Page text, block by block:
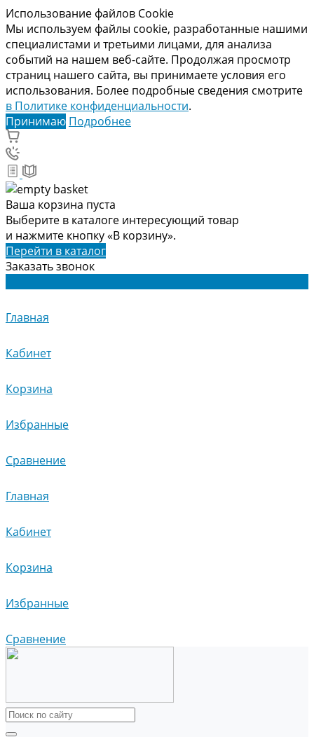
Использование файлов Cookie
Мы используем файлы cookie, разработанные нашими
специалистами и третьими лицами, для анализа
событий на нашем веб-сайте. Продолжая просмотр
страниц нашего сайта, вы принимаете условия его
использования. Более подробные сведения смотрите
в Политике конфиденциальности.
Принимаю Подробнее
Ваша корзина пуста
Выберите в каталоге интересующий товар
и нажмите кнопку «В корзину».
Перейти в каталог
Заказать звонок
Главная
Кабинет
Корзина
Избранные
Сравнение
Главная
Кабинет
Корзина
Избранные
Сравнение